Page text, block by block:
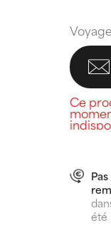
Voyage
Ce
été